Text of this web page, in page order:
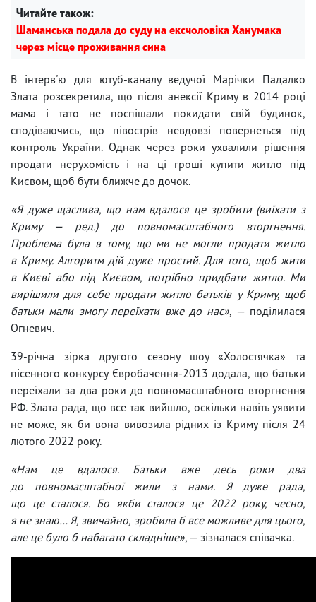
Читайте також:
Шаманська подала до суду на ексчоловіка Ханумака
через місце проживання сина
В інтерв'ю для ютуб-каналу ведучої Марічки Падалко
Злата розсекретила, що після анексії Криму в 2014 році
мама і тато не поспішали покидати свій будинок,
сподіваючись, що півострів невдовзі повернеться під
контроль України. Однак через роки ухвалили рішення
продати нерухомість і на ці гроші купити житло під
Києвом, щоб бути ближче до дочок.
«Я дуже щаслива, що нам вдалося це зробити (виїхати з
Криму — ред.) до повномасштабного вторгнення.
Проблема була в тому, що ми не могли продати житло
в Криму. Алгоритм дій дуже простий. Для того, щоб жити
в Києві або під Києвом, потрібно придбати житло. Ми
вирішили для себе продати житло батьків у Криму, щоб
батьки мали змогу переїхати вже до нас», — поділилася
Огневич.
39-річна зірка другого сезону шоу «Холостячка» та
пісенного конкурсу Євробачення-2013 додала, що батьки
переїхали за два роки до повномасштабного вторгнення
РФ. Злата рада, що все так вийшло, оскільки навіть уявити
не може, як би вона вивозила рідних із Криму після 24
лютого 2022 року.
«Нам це вдалося. Батьки вже десь роки два
до повномасштабної жили з нами. Я дуже рада,
що це сталося. Бо якби сталося це 2022 року, чесно,
я не знаю… Я, звичайно, зробила б все можливе для цього,
але це було б набагато складніше», — зізналася співачка.